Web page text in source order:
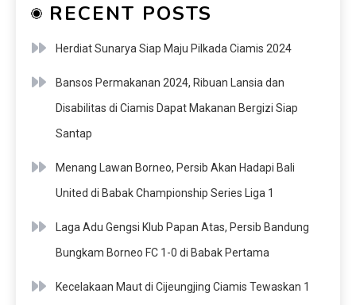
RECENT POSTS
Herdiat Sunarya Siap Maju Pilkada Ciamis 2024
Bansos Permakanan 2024, Ribuan Lansia dan
Disabilitas di Ciamis Dapat Makanan Bergizi Siap
Santap
Menang Lawan Borneo, Persib Akan Hadapi Bali
United di Babak Championship Series Liga 1
Laga Adu Gengsi Klub Papan Atas, Persib Bandung
Bungkam Borneo FC 1-0 di Babak Pertama
Kecelakaan Maut di Cijeungjing Ciamis Tewaskan 1